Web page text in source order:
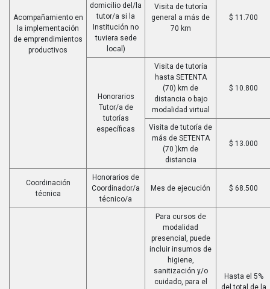
Acompañamiento en
la implementación
de emprendimientos
productivos
domicilio del/la
tutor/a si la
Institución no
tuviera sede
local)
Visita de tutoría
general a más de
70 km
$ 11.700
Honorarios
Tutor/a de
tutorías
específicas
Visita de tutoría
hasta SETENTA
(70) km de
distancia o bajo
modalidad virtual
$ 10.800
Visita de tutoría de
más de SETENTA
(70 )km de
distancia
$ 13.000
Coordinación
técnica
Honorarios de
Coordinador/a
técnico/a
Mes de ejecución $ 68.500
Para cursos de
modalidad
presencial, puede
incluir insumos de
higiene,
sanitización y/o
cuidado, para el
Hasta el 5%
del total de la